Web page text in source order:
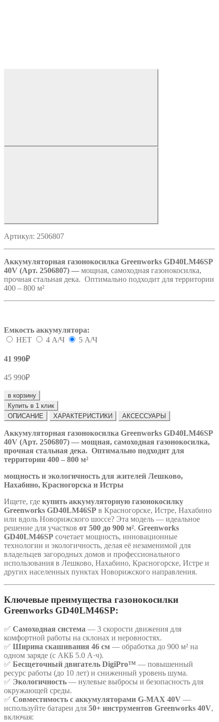
Артикул: 2506807
Аккумуляторная газонокосилка Greenworks GD40LM46SP
40V (Арт. 2506807) — мощная, самоходная газонокосилка,
прочная стальная дека. Оптимально подходит для территории
400 – 800 м²
Емкость аккумулятора:
НЕТ
4 А/Ч 5 А/Ч
41 990₽
45 990₽
в корзину
Купить в 1 клик
ОПИСАНИЕ
ХАРАКТЕРИСТИКИ АКСЕССУАРЫ
Аккумуляторная газонокосилка Greenworks GD40LM46SP
40V (Арт. 2506807) — мощная, самоходная газонокосилка,
прочная стальная дека. Оптимально подходит для
территории 400 – 800 м²
мощность и экологичность для жителей Лешково,
Нахабино, Красногорска и Истры
Ищете, где купить аккумуляторную газонокосилку
Greenworks GD40LM46SP в Красногорске, Истре, Нахабино
или вдоль Новорижского шоссе? Эта модель — идеальное
решение для участков от 500 до 900 м². Greenworks
GD40LM46SP сочетает мощность, инновационные
технологии и экологичность, делая её незаменимой для
владельцев загородных домов и профессионального
использования в Лешково, Нахабино, Красногорске, Истре и
других населенных пунктах Новорижского направления.
Ключевые преимущества газонокосилки
Greenworks GD40LM46SP:
✅ Самоходная система — 3 скорости движения для
комфортной работы на склонах и неровностях.
✅ Ширина скашивания 46 см — обработка до 900 м² на
одном заряде (с АКБ 5.0 А·ч).
✅ Бесщеточный двигатель DigiPro™ — повышенный
ресурс работы (до 10 лет) и сниженный уровень шума.
✅ Экологичность — нулевые выбросы и безопасность для
окружающей среды.
✅ Совместимость с аккумуляторами G-MAX 40V —
используйте батареи для 50+ инструментов Greenworks 40V,
включая: